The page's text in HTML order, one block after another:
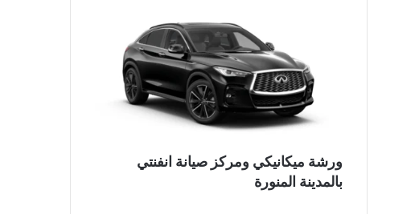
ورشة ميكانيكي ومركز صيانة انفنتي
بالمدينة المنورة